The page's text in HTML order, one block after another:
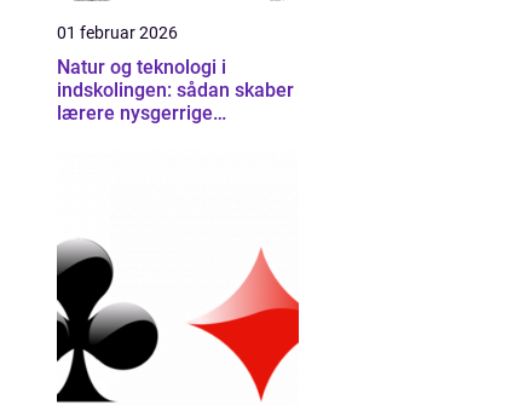
01 februar 2026
Natur og teknologi i
indskolingen: sådan skaber
lærere nysgerrige